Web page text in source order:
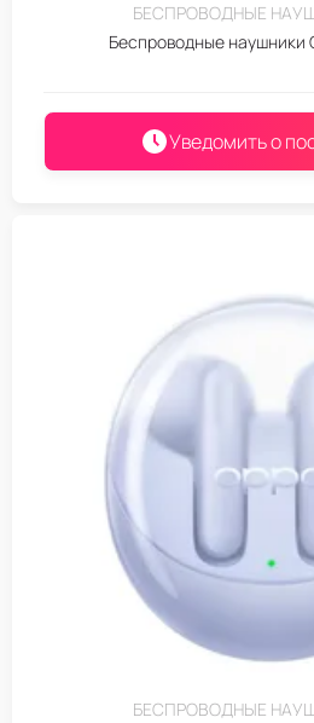
БЕСПРОВОДНЫЕ
Беспроводные наушники
Уведомить о
БЕСПРОВОДНЫЕ